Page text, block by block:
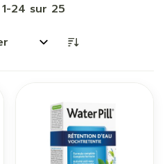
1-24 sur 25